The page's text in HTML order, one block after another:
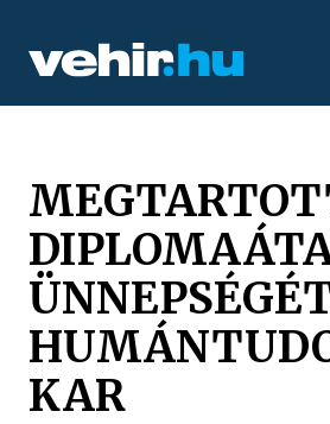
KAR